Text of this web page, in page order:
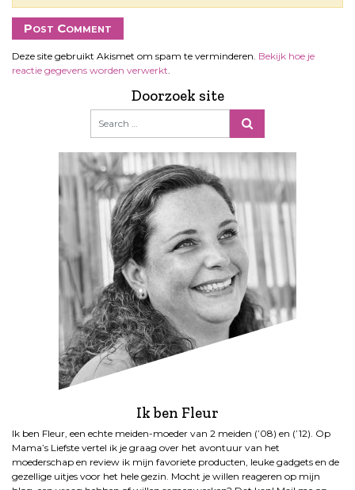
Deze site gebruikt Akismet om spam te verminderen. Bekijk hoe je
reactie gegevens worden verwerkt
Doorzoek site
Ik ben Fleur
Ik ben Fleur, een echte meiden-moeder van 2 meiden (’08) en (’12). Op
Mama’s Liefste vertel ik je graag over het avontuur van het
moederschap en review ik mijn favoriete producten, leuke gadgets en de
gezellige uitjes voor het hele gezin. Mocht je willen reageren op mijn